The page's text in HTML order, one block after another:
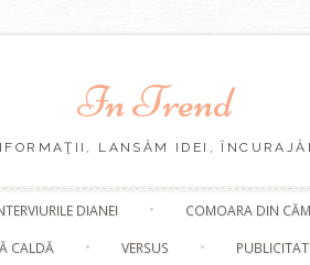
In Trend
LANSĂM IDEI,
Skip
content
DIANEI COMOARA DIN
CALDĂ
VERSUS